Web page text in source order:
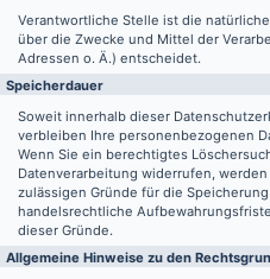
Verantwortliche Stelle ist die
über die Zwecke und Mittel der
Adressen o. Ä.) entscheidet.
Speicherdauer
Soweit innerhalb dieser
verbleiben Ihre personenbezogenen
Wenn Sie ein berechtigtes
Datenverarbeitung widerrufen,
zulässigen Gründe für die
handelsrechtliche
dieser Gründe.
Allgemeine Hinweise zu den